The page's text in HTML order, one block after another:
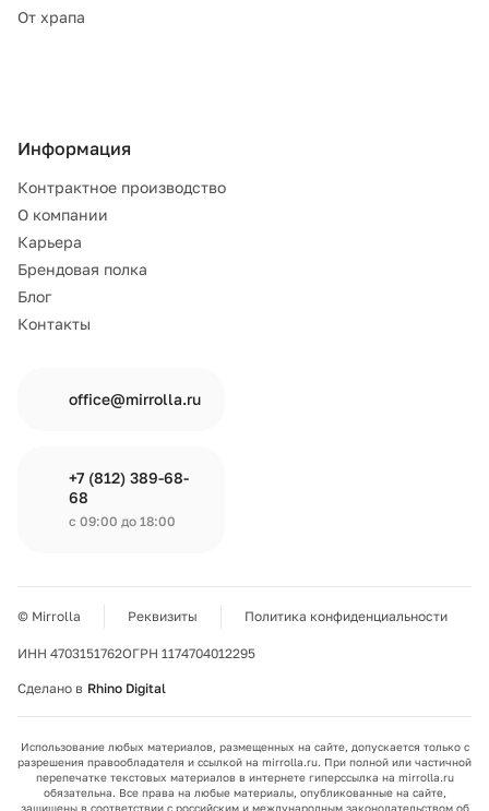
От храпа
Информация
Контрактное производство
О компании
Карьера
Брендовая полка
Блог
Контакты
office@mirrolla.ru
+7 (812) 389-68-
68
с 09:00 до 18:00
© Mirrolla Реквизиты Политика конфиденциальности
ИНН 4703151762ОГРН 1174704012295
Сделано в Rhino Digital
Использование любых материалов, размещенных на сайте, допускается только с
разрешения правообладателя и ссылкой на mirrolla.ru. При полной или частичной
перепечатке текстовых материалов в интернете гиперссылка на mirrolla.ru
обязательна. Все права на любые материалы, опубликованные на сайте,
защищены в соответствии с российским и международным законодательством об